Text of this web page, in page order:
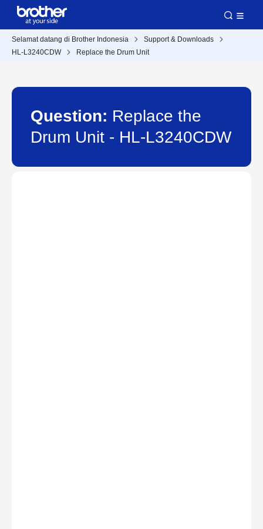
Selamat datang di Brother Indonesia
Support & Downloads
HL-L3240CDW
Replace the Drum Unit
Question: Replace the
Drum Unit - HL-L3240CDW